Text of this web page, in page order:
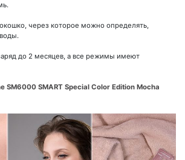
через которое можно определять,
до 2 месяцев, а все режимы имеют
SM6000 SMART Special Color Edition Mocha